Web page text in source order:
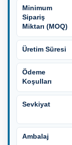
Minimum
Sipariş
Miktarı (MOQ)
Üretim Süresi
Ödeme
Koşulları
Sevkiyat
Ambalaj